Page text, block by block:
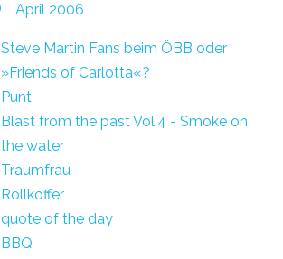
April 2006
Steve Martin Fans beim ÖBB oder
»Friends of Carlotta«?
Punt
Blast from the past Vol.4 - Smoke on
the water
Traumfrau
Rollkoffer
quote of the day
BBQ